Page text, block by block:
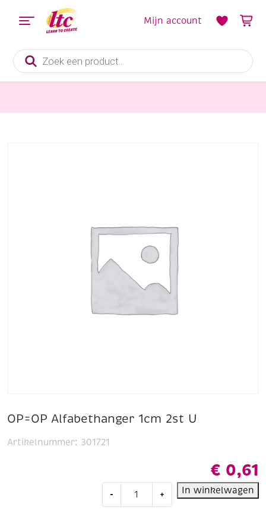
Producten
zoeken
Mijn account
OP=OP Alfabethanger 1cm 2st U
€ 0,61
-
Alfabethanger
+ In winkelwagen
Artikelnummer: 301721